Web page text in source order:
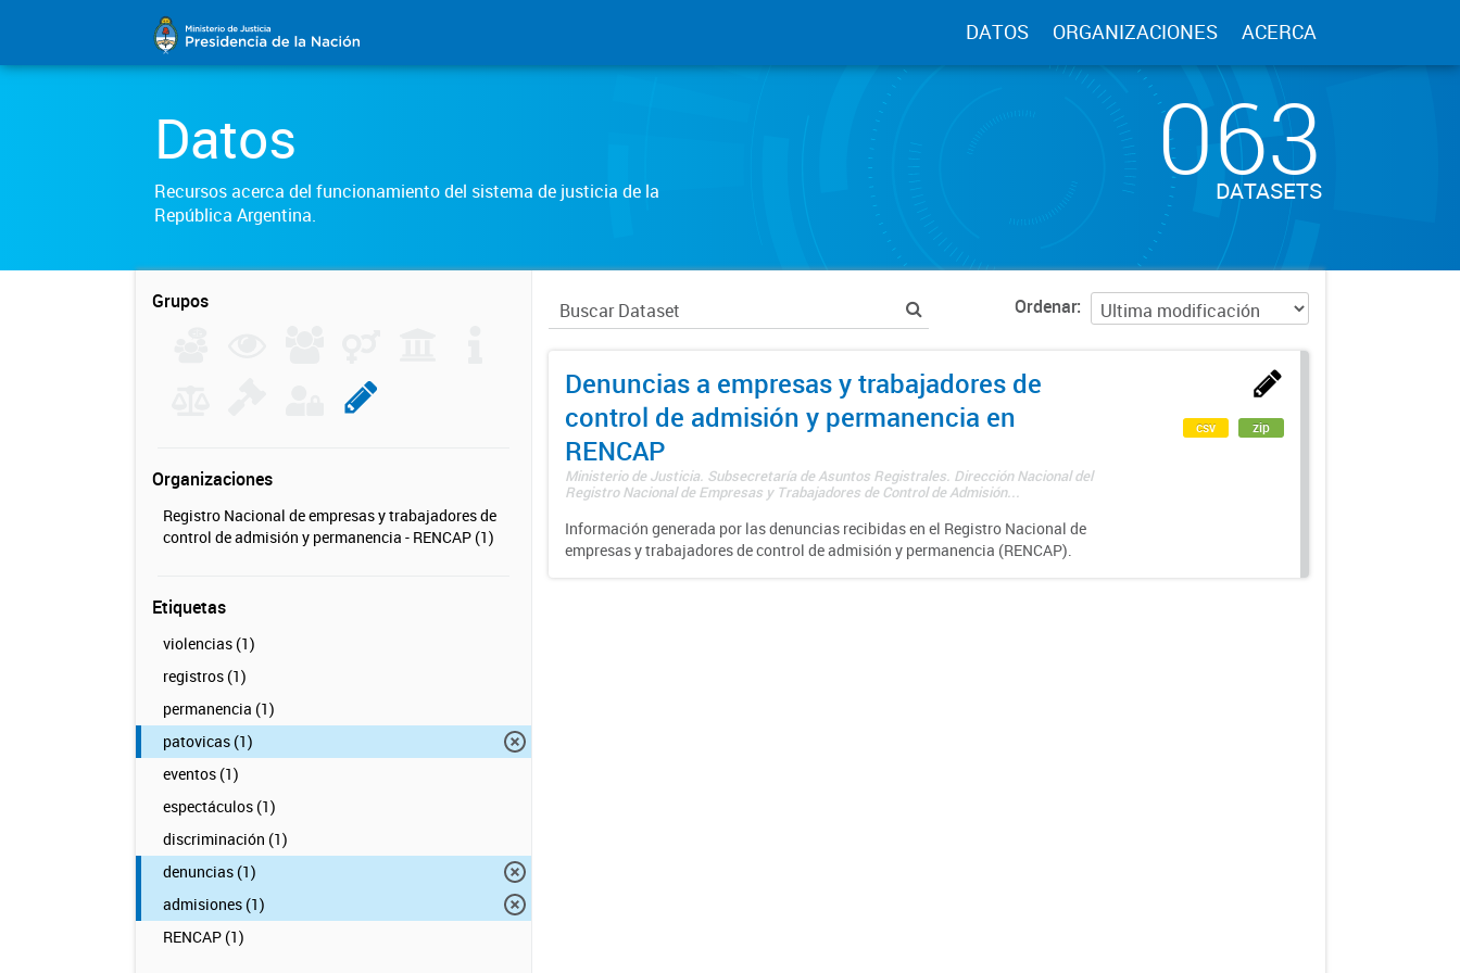
DATOS ORGANIZACIONES ACERCA
Datos
Recursos acerca del funcionamiento del sistema de justicia de la
República Argentina.
063
DATASETS
Grupos
Organizaciones
Registro Nacional de empresas y trabajadores de
control de admisión y permanencia - RENCAP (1)
Etiquetas
violencias (1)
registros (1)
permanencia (1)
patovicas (1)
eventos (1)
espectáculos (1)
discriminación (1)
denuncias (1)
admisiones (1)
RENCAP (1)
Ordenar
Denuncias a empresas y trabajadores de
control de admisión y permanencia en
RENCAP
Ministerio de Justicia. Subsecretaría de Asuntos Registrales. Dirección Nacional del
Registro Nacional de Empresas y Trabajadores de Control de Admisión...
Información generada por las denuncias recibidas en el Registro Nacional de
empresas y trabajadores de control de admisión y permanencia (RENCAP).
csv zip